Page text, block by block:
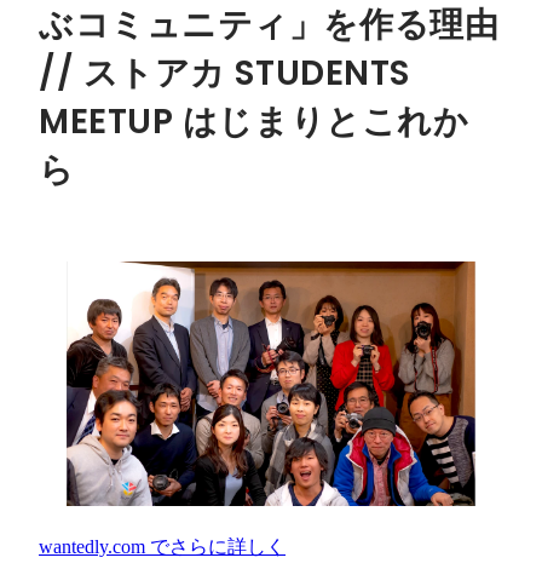
ぶコミュニティ」を作る理由
// ストアカ STUDENTS
MEETUP はじまりとこれか
ら
wantedly.com でさらに詳しく